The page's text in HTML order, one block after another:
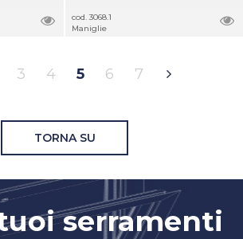
cod. 3068.1
Maniglie
3 4 5 6 7
TORNA SU
serramenti